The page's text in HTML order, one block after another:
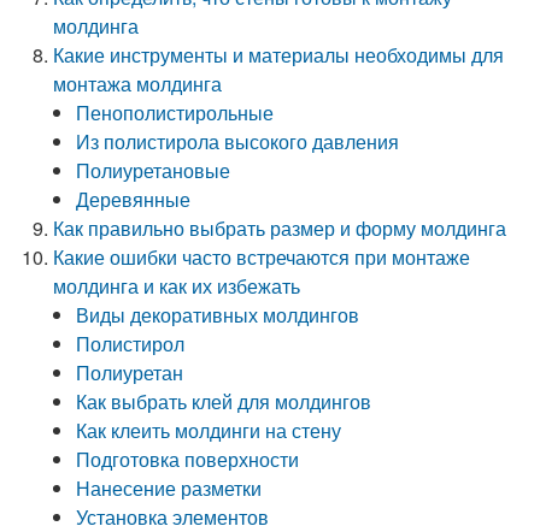
молдинга
Какие инструменты и материалы необходимы для
монтажа молдинга
Пенополистирольные
Из полистирола высокого давления
Полиуретановые
Деревянные
Как правильно выбрать размер и форму молдинга
Какие ошибки часто встречаются при монтаже
молдинга и как их избежать
Виды декоративных молдингов
Полистирол
Полиуретан
Как выбрать клей для молдингов
Как клеить молдинги на стену
Подготовка поверхности
Нанесение разметки
Установка элементов